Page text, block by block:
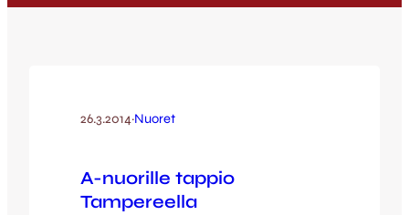
26.3.2014·Nuoret
A-nuorille tappio
Tampereella